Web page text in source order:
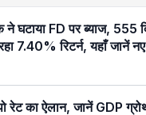
ने घटाया FD पर ब्याज, 555
7.40% रिटर्न, यहाँ जानें
रेट का ऐलान, जानें GDP